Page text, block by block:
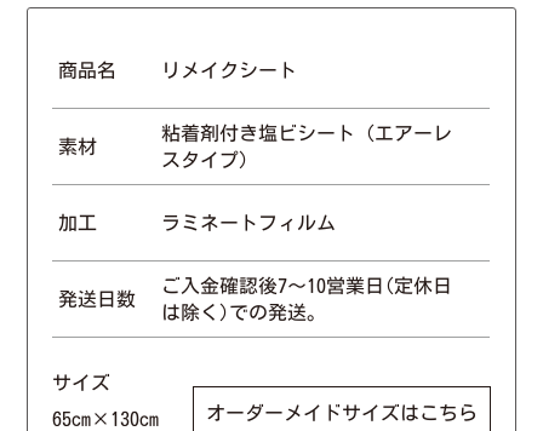
商品名 リメイクシート
素材
粘着剤付き塩ビシート（エアーレ
スタイプ）
加工 ラミネートフィルム
発送日数
ご入金確認後7〜10営業日(定休日
は除く)での発送。
サイズ
65cm×130cm
オーダーメイドサイズはこちら